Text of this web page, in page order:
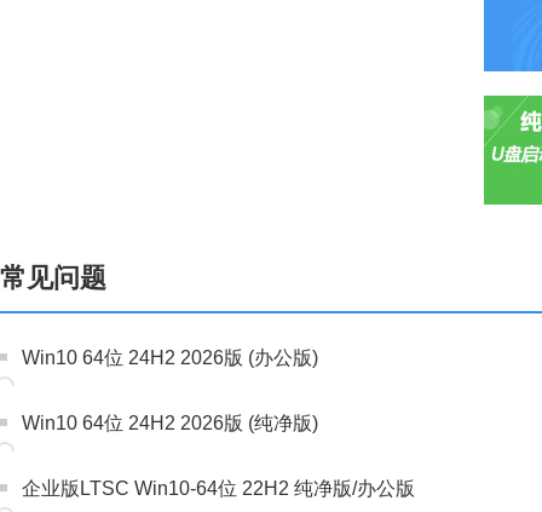
常见问题
Win10 64位 24H2 2026版 (办公版)
Win10 64位 24H2 2026版 (纯净版)
企业版LTSC Win10-64位 22H2 纯净版/办公版